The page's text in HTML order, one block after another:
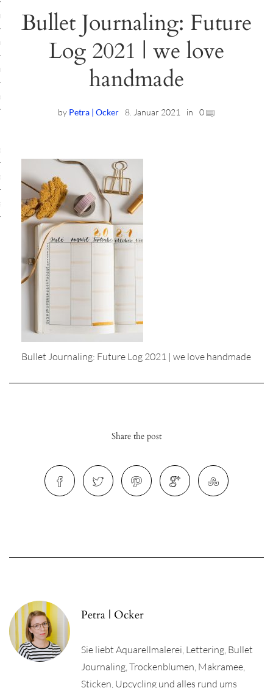
Workshops
Location
Workshops
Bullet Journaling: Future
Log 2021 | we love
handmade
by Petra | Ocker 8. Januar 2021 in 0
Bullet Journaling: Future Log 2021 | we love handmade
Share the post
Petra | Ocker
Sie liebt Aquarellmalerei, Lettering, Bullet
Journaling, Trockenblumen, Makramee,
Sticken, Upcycling und alles rund ums